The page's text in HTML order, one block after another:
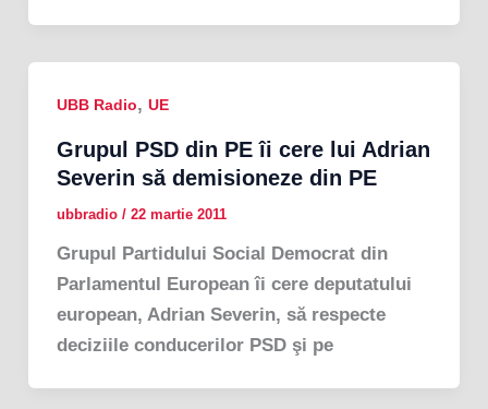
UBB Radio, UE
Grupul PSD din PE îi cere lui Adrian
Severin să demisioneze din PE
ubbradio / 22 martie 2011
Grupul Partidului Social Democrat din
Parlamentul European îi cere deputatului
european, Adrian Severin, să respecte
deciziile conducerilor PSD şi pe